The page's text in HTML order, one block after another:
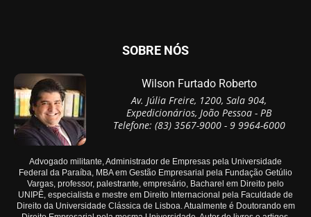
SOBRE NÓS
Wilson Furtado Roberto
Av. Júlia Freire, 1200, Sala 904,
Expedicionários, João Pessoa - PB
Telefone: (83) 3567-9000 - 9 9964-6000
Advogado militante, Administrador de Empresas pela Universidade
Federal da Paraíba, MBA em Gestão Empresarial pela Fundação Getúlio
Vargas, professor, palestrante, empresário, Bacharel em Direito pelo
UNIPÊ, especialista e mestre em Direito Internacional pela Faculdade de
Direito da Universidade Clássica de Lisboa. Atualmente é Doutorando em